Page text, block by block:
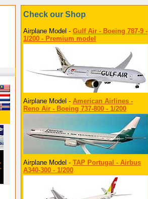
Check our Shop
Airplane Model - Gulf Air - Boeing 787-9 -
1/200 - Premium model
Airplane Model - American Airlines -
Reno Air - Boeing 737-800 - 1/200
Airplane Model - TAP Portugal - Airbus
A340-300 - 1/200